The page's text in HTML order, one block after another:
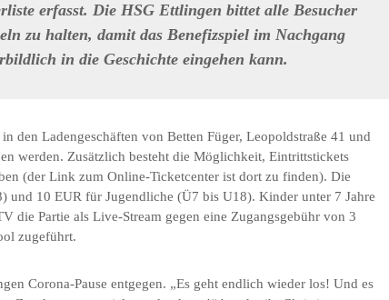
erfasst. Die HSG Ettlingen bittet alle Besucher
zu halten, damit das Benefizspiel im Nachgang
in die Geschichte eingehen kann.
den Ladengeschäften von Betten Füger, Leopoldstraße 41 und
werden. Zusätzlich besteht die Möglichkeit, Eintrittstickets
(der Link zum Online-Ticketcenter ist dort zu finden). Die
und 10 EUR für Jugendliche (Ü7 bis U18). Kinder unter 7 Jahre
die Partie als Live-Stream gegen eine Zugangsgebühr von 3
zugeführt.
Corona-Pause entgegen. „Es geht endlich wieder los! Und es